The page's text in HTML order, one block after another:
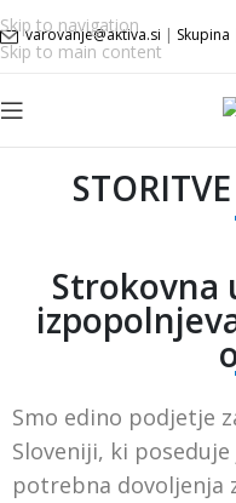
Skip to navigation
Skip to main content
varovanje@aktiva.si | Skupina
Strokovna
Smo edino podjetje
Sloveniji, ki
potrebna dovoljenja